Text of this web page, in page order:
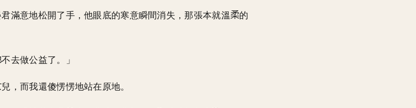
滿意地松開了手，他眼底的寒意瞬間消失，那張本就溫
的
不去做公益了。」
兒，而我還傻愣愣地站在原地。